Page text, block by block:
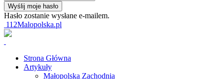
Hasło zostanie wysłane e-mailem.
112Malopolska.pl
Strona Główna
Artykuły
Małopolska Zachodnia